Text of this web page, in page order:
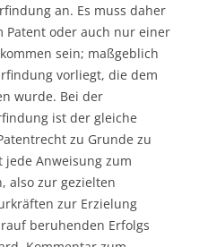
an. Es muss daher
Patent oder auch nur einer
sein; maßgeblich
vorliegt, die dem
wurde. Bei der
ist der gleiche
zu Grunde zu
jede Anweisung zum
also zur gezielten
zur Erzielung
beruhenden Erfolgs